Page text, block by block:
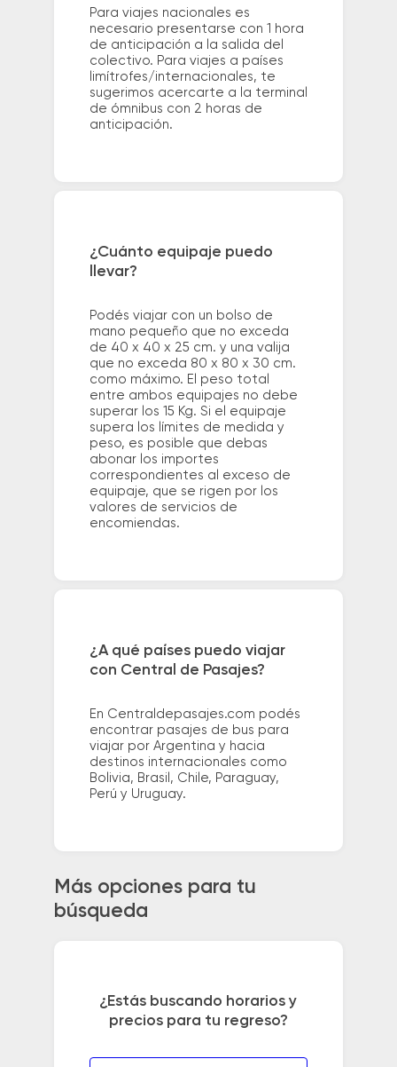
Para viajes nacionales es
necesario presentarse con 1 hora
de anticipación a la salida del
colectivo. Para viajes a países
limítrofes/internacionales, te
sugerimos acercarte a la terminal
de ómnibus con 2 horas de
anticipación.
¿Cuánto equipaje puedo
llevar?
Podés viajar con un bolso de
mano pequeño que no exceda
de 40 x 40 x 25 cm. y una valija
que no exceda 80 x 80 x 30 cm.
como máximo. El peso total
entre ambos equipajes no debe
superar los 15 Kg. Si el equipaje
supera los límites de medida y
peso, es posible que debas
abonar los importes
correspondientes al exceso de
equipaje, que se rigen por los
valores de servicios de
encomiendas.
¿A qué países puedo viajar
con Central de Pasajes?
En Centraldepasajes.com podés
encontrar pasajes de bus para
viajar por Argentina y hacia
destinos internacionales como
Bolivia, Brasil, Chile, Paraguay,
Perú y Uruguay.
Más opciones para tu
búsqueda
¿Estás buscando horarios y
precios para tu regreso?